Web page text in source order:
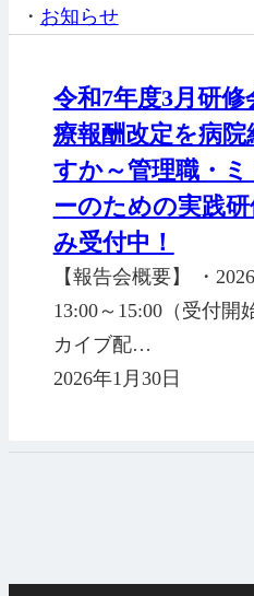
・ お知らせ
令和7年度3月研修
療報酬改定を病
すか～管理職・
ーのための実践
み受付中！
【報告会概要】 ・
13:00～15:00（受付
カイブ配…
2026年1月30日